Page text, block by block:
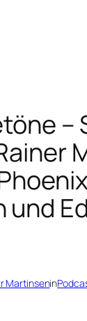
–
und
Martinsenin